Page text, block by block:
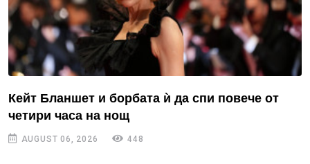
Кейт Бланшет и борбата ѝ да спи повече от
четири часа на нощ
AUGUST 06, 2026 448